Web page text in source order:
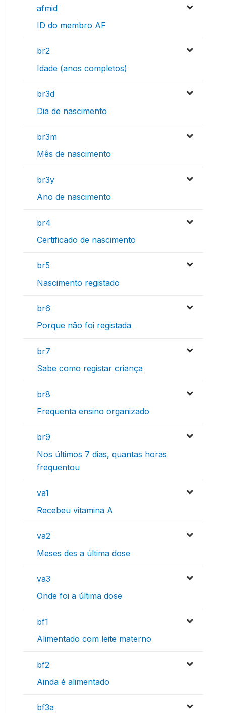
afmid
ID do membro AF
br2
Idade (anos completos)
br3d
Dia de nascimento
br3m
Mês de nascimento
br3y
Ano de nascimento
br4
Certificado de nascimento
br5
Nascimento registado
br6
Porque não foi registada
br7
Sabe como registar criança
br8
Frequenta ensino organizado
br9
Nos últimos 7 dias, quantas horas
frequentou
va1
Recebeu vitamina A
va2
Meses des a última dose
va3
Onde foi a última dose
bf1
Alimentado com leite materno
bf2
Ainda é alimentado
bf3a